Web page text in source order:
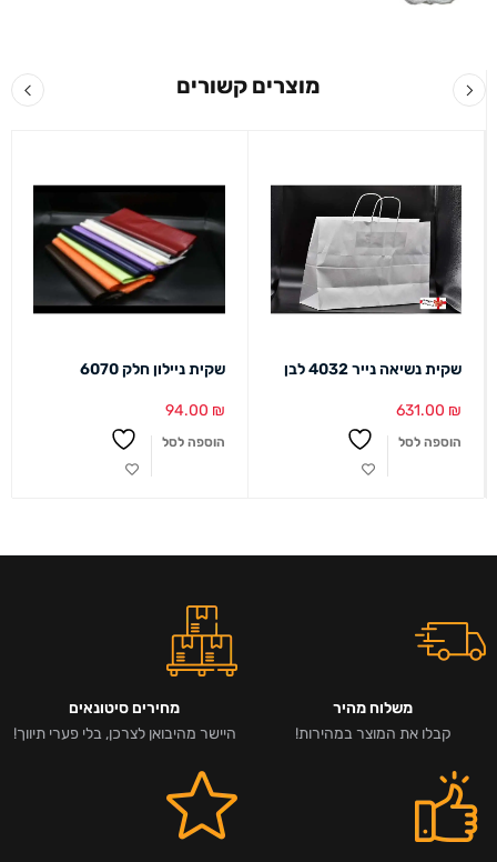
מוצרים קשורים
שקית נשיאה נייר 4032 לבן
631.00 ₪
הוספה לסל
שקית ניילון חלק 6070
94.00 ₪
הוספה לסל
משלוח מהיר
קבלו את המוצר במהירות!
מחירים סיטונאים
היישר מהיבואן לצרכן, בלי פערי תיווך!